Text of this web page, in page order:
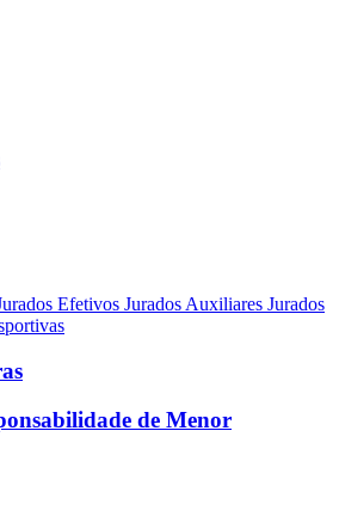
Efetivos Jurados Auxiliares Jurados
de Menor